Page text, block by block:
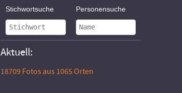
Stichwortsuche Personensuche
Aktuell:
18709 Fotos aus 1065 Orten